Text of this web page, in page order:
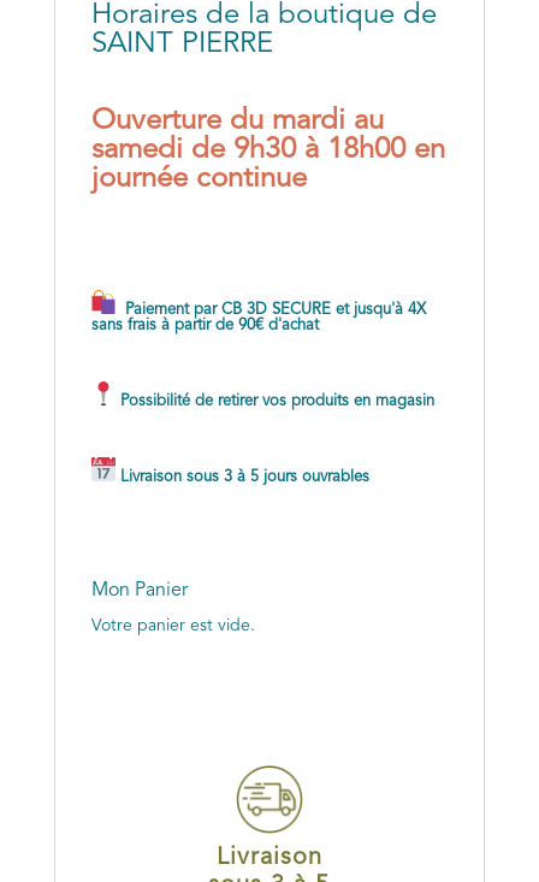
Horaires de la boutique de
SAINT PIERRE
Ouverture du mardi au
samedi de 9h30 à 18h00 en
journée continue
Paiement par CB 3D SECURE et jusqu'à 4X
sans frais à partir de 90€ d'achat
Possibilité de retirer vos produits en magasin
Livraison sous 3 à 5 jours ouvrables
Mon Panier
Votre panier est vide.
Livraison